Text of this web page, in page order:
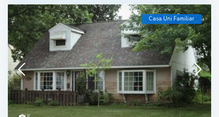
Casa Uni Familiar